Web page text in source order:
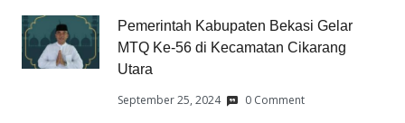
Pemerintah Kabupaten Bekasi Gelar
MTQ Ke-56 di Kecamatan Cikarang
Utara
September 25, 2024 0 Comment